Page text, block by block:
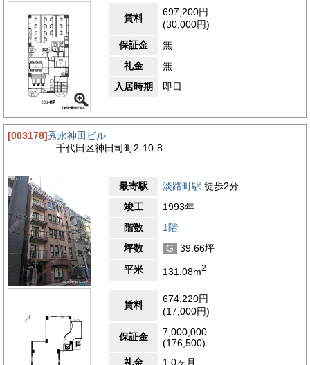
賃料
697,200円
(30,000円)
保証金
無
礼金
無
入居時期
即日
[003178]秀永神田ビル
千代田区神田司町2-10-8
最寄駅 淡路町駅 徒歩2分
竣工
1993年
階数
1階
坪数
G
39.66坪
平米
131.08m2
賃料
674,220円
(17,000円)
保証金
7,000,000
(176,500)
礼金
1.0ヶ月